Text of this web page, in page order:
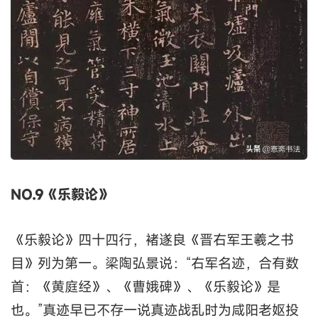
NO.9《乐毅论》
《乐毅论》四十四行，褚遂良《晋右军王羲之书
目》列为第一。梁陶弘景说：“右军名迹，合有数
首：《黄庭经》、《曹娥碑》、《乐毅论》是
也。”真迹早已不存一说真迹战乱时为咸阳老妪投